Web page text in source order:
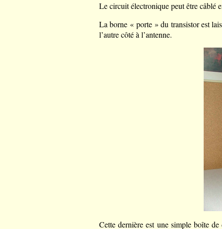
Le circuit électronique peut être câblé
La borne « porte » du transistor est
l’autre côté à l’antenne.
Cette dernière est une simple boîte